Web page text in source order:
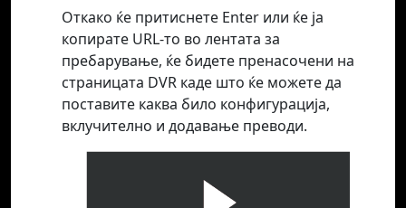
Откако ќе притиснете Enter или ќе ја
копирате URL-то во лентата за
пребарување, ќе бидете пренасочени на
страницата DVR каде што ќе можете да
поставите каква било конфигурација,
вклучително и додавање преводи.